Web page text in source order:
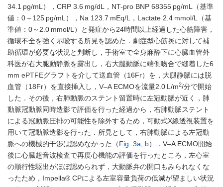
34.1 pg/mL），CRP 3.6 mg/dL，NT-pro BNP 68355 pg/mL（基準
値：0～125 pg/mL），Na 123.7 mEq/L，Lactate 2.4 mmol/L（基
準値：0～2.0 mmol/L）と発症から24時間以上経過した心筋障害，
循環不全を強く示唆する所見を認めた．劇症型心筋炎に対して補
助循環が必要な状況と判断し，手術室で全身麻酔下に心臓血管外
科医が右大腿動静脈を露出し，右大腿動脈に端側吻合で縫着した6
mm ePTFEグラフトを介して送血管（16Fr）を，大腿静脈には脱
血管（18Fr）を直接挿入し，V–A ECMOを流量2.0 L/m2/分で開始
した．その後，右肺動脈のステント留置時に左冠動脈が近く，肺
動脈冠動脈同時造影で評価を行った経過から，右肺動脈ステント
による冠動脈圧排の可能性を除外するため，可動式X線透視装置を
用いて冠動脈造影を行った．所見として，右肺動脈による左冠動
脈への機械的干渉は認めなかった（Fig. 3a, b）．V–A ECMO開始
後に心臓超音波検査で再度心機能の評価を行ったところ，左心室
の順行性駆出がほぼ認められず，大動脈弁の開口もみられなくな
ったため，Impella® CPによる左室容量負荷の低減が望ましい状況